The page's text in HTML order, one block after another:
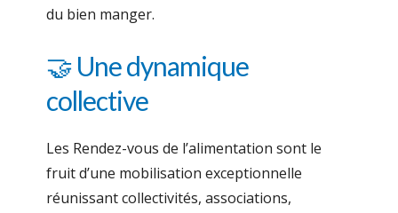
du bien manger.
🤝 Une dynamique
collective
Les Rendez-vous de l’alimentation sont le
fruit d’une mobilisation exceptionnelle
réunissant collectivités, associations,